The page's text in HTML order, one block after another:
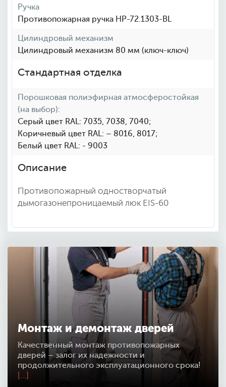
Ручка
Противопожарная ручка HP-72.1303-BL
Цилиндровый механизм
Цилиндровый механизм 80 мм (ключ-ключ)
Стандартная отделка
Порошковая полиэфирная атмосферостойкая
(на выбор):
Cерый цвет RAL: 7035, 7038, 7040;
Коричневый цвет RAL: – 8016, 8017;
Белый цвет RAL: - 9003
Описание
Противопожарный одностворчатый
дымогазонепроницаемый люк EIS-60
Монтаж и демонтаж дверей
Качественный монтаж противопожарных
дверей – залог их надежности и
продолжительного эксплуатационного срока!
[...]